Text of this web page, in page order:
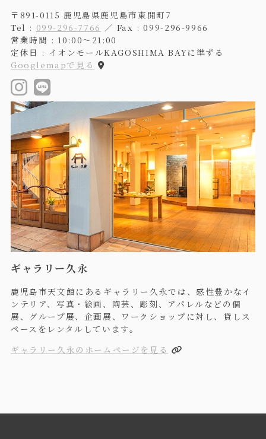
〒891-0115 鹿児島県鹿児島市東開町7
Tel : 099-296-7766 ／ Fax : 099-296-9966
営業時間 : 10:00〜21:00
定休日 : イオンモールKAGOSHIMA BAYに準ずる
Googlemapで見る
ギャラリー久永
鹿児島市天文館にあるギャラリー久永では、感性豊かなイ
ンテリア、写真・絵画、陶芸、彫刻、アパレルなどの個
展、グループ展、企画展、ワークショップに対し、貸しス
ペースをレンタルしています。
ギャラリー久永のホームページを見る